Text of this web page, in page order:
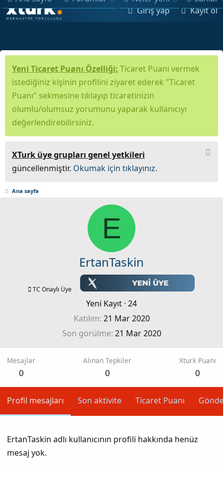
Giriş yap Kayıt ol
Yeni Ticaret Puanı Özelliği: Ticaret Puanı vermek
istediğiniz kişinin profilini ziyaret ederek "Ticaret
Puanı" sekmesine tıklayıp ticaretinizin
olumlu/olumsuz yorumunu yaparak kullanıcıyı
değerlendirebilirsiniz.
XTurk üye grupları genel yetkileri
güncellenmiştir. Okumak için tıklayınız.
Ana sayfa
E
ErtanTaskin
TC Onaylı Üye
Yeni Kayıt · 24
Katılım 21 Mar 2020
Son görülme 21 Mar 2020
Mesajlar
0
Alınan Tepkiler
0
Xturk Puanı
0
Profil mesajları Son aktivite Ticaret Puanı
ErtanTaskin adlı kullanıcının profili hakkında henüz
mesaj yok.